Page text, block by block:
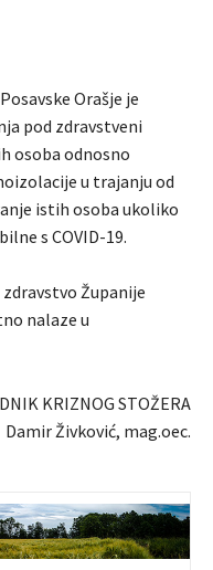
Orašje je
pod zdravstveni
osoba odnosno
u trajanju od
istih osoba ukoliko
s COVID-19.
Županije
nalaze u
KRIZNOG STOŽERA
Damir Živković, mag.oec.